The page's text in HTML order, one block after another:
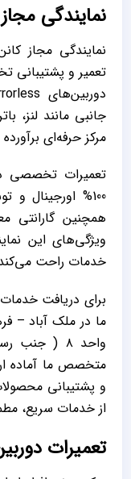
نمایندگی
نمایندگی مجاز
جانبی مانند لنز،
مرکز حرفه‌ای
تعمیرات تخصصی
100%
همچنین گارانتی
ویژگی‌های این
خدمات راحت
برای دریافت
واحد ۸ (
متخصص ما آماده
و پشتیبانی
از خدمات سریع،
تعمیرات